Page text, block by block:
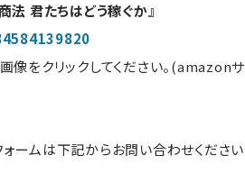
法 君たちはどう稼ぐか』
像をクリックしてください。(amazon
ームは下記からお問い合わせください